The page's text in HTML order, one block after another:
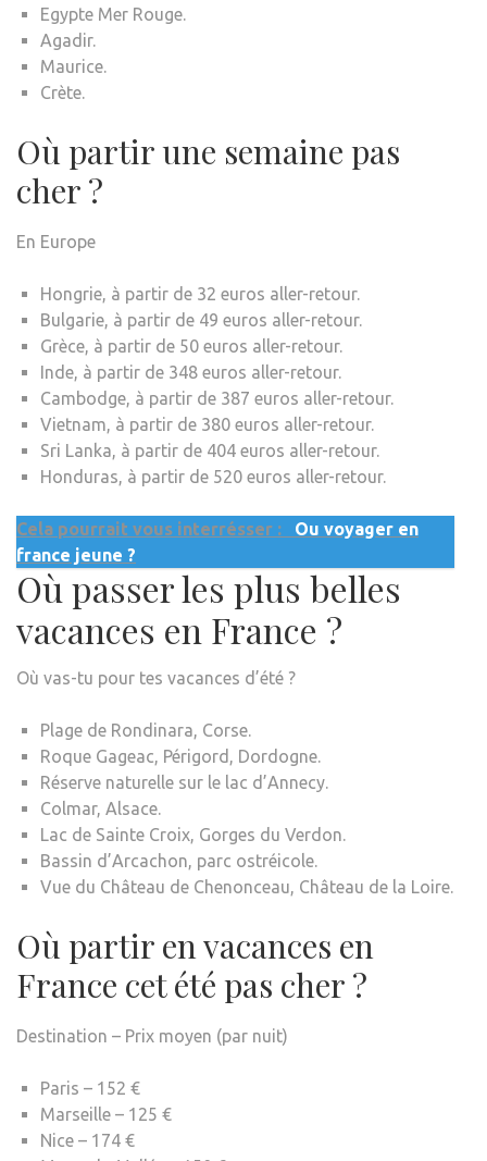
Egypte Mer Rouge.
Agadir.
Maurice.
Crète.
Où partir une semaine pas
cher ?
En Europe
Hongrie, à partir de 32 euros aller-retour.
Bulgarie, à partir de 49 euros aller-retour.
Grèce, à partir de 50 euros aller-retour.
Inde, à partir de 348 euros aller-retour.
Cambodge, à partir de 387 euros aller-retour.
Vietnam, à partir de 380 euros aller-retour.
Sri Lanka, à partir de 404 euros aller-retour.
Honduras, à partir de 520 euros aller-retour.
Cela pourrait vous interrésser :
Ou voyager en
france jeune ?
Où passer les plus belles
vacances en France ?
Où vas-tu pour tes vacances d’été ?
Plage de Rondinara, Corse.
Roque Gageac, Périgord, Dordogne.
Réserve naturelle sur le lac d’Annecy.
Colmar, Alsace.
Lac de Sainte Croix, Gorges du Verdon.
Bassin d’Arcachon, parc ostréicole.
Vue du Château de Chenonceau, Château de la Loire.
Où partir en vacances en
France cet été pas cher ?
Destination – Prix moyen (par nuit)
Paris – 152 €
Marseille – 125 €
Nice – 174 €